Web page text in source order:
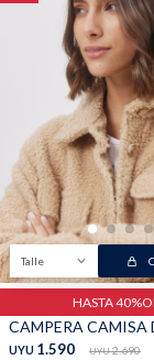
Talle
HASTA
UYU 1.590 UYU 2.690